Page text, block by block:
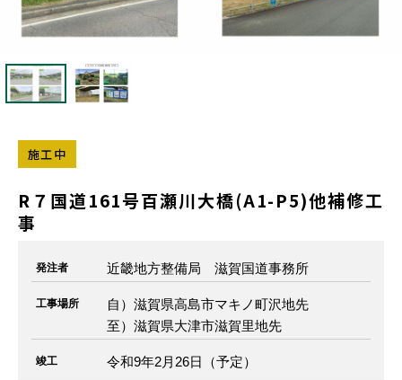
施工中
R７国道161号百瀬川大橋(A1-P5)他補修工
事
発注者 近畿地方整備局 滋賀国道事務所
工事場所
自）滋賀県高島市マキノ町沢地先
至）滋賀県大津市滋賀里地先
竣工 令和9年2月26日（予定）